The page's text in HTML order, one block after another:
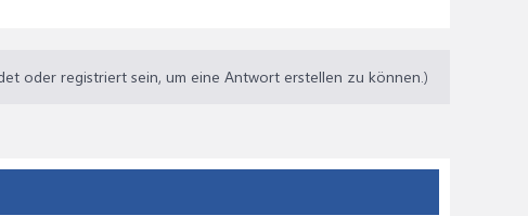
oder registriert sein, um eine Antwort erstellen zu können.)